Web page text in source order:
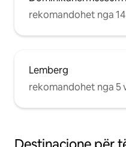
rekomandohet nga
Lemberg
rekomandohet nga 5